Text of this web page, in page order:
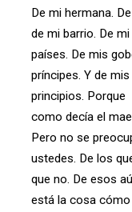
De mi hermana.
de mi barrio. De
países. De mis
príncipes. Y de
principios. Porque
como decía el
Pero no se
ustedes. De los
que no. De esos
está la cosa cómo